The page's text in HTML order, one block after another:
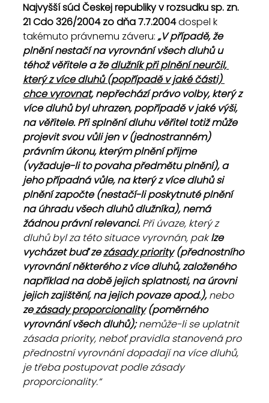
Najvyšší súd Českej republiky v rozsudku sp. zn.
21 Cdo 326/2004 zo dňa 7.7.2004 dospel k
takémuto právnemu záveru: „V případě, že
plnění nestačí na vyrovnání všech dluhů u
téhož věřitele a že dlužník při plnění neurčil,
který z více dluhů (popřípadě v jaké části)
chce vyrovnat, nepřechází právo volby, který z
více dluhů byl uhrazen, popřípadě v jaké výši,
na věřitele. Při splnění dluhu věřitel totiž může
projevit svou vůli jen v (jednostranném)
právním úkonu, kterým plnění přijme
(vyžaduje-li to povaha předmětu plnění), a
jeho případná vůle, na který z více dluhů si
plnění započte (nestačí-li poskytnuté plnění
na úhradu všech dluhů dlužníka), nemá
žádnou právní relevanci. Při úvaze, který z
dluhů byl za této situace vyrovnán, pak lze
vycházet buď ze zásady priority (přednostního
vyrovnání některého z více dluhů, založeného
například na době jejich splatnosti, na úrovni
jejich zajištění, na jejich povaze apod.), nebo
ze zásady proporcionality (poměrného
vyrovnání všech dluhů); nemůže-li se uplatnit
zásada priority, neboť pravidla stanovená pro
přednostní vyrovnání dopadají na více dluhů,
je třeba postupovat podle zásady
proporcionality.“